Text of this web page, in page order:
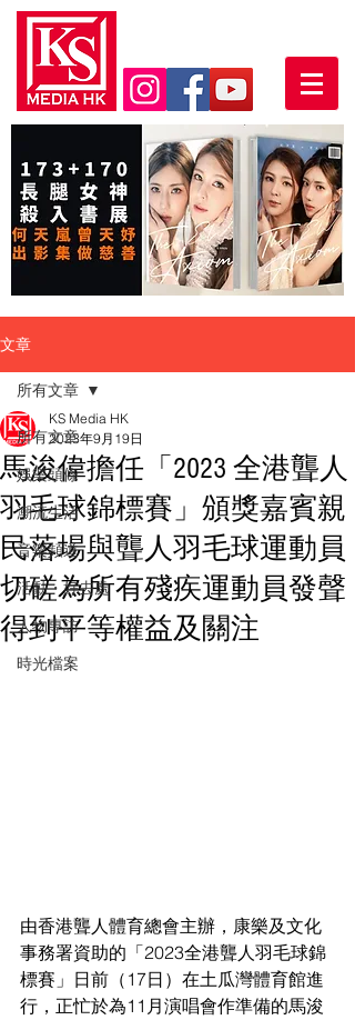
文章
所有文章
娛樂頭條
潮流生活
音樂頻道
活動・好去處
人物專訪
時光檔案
所有文章
馬浚偉擔任「2023 全港聾人
羽毛球錦標賽」頒獎嘉賓親
民落場與聾人羽毛球運動員
切磋為所有殘疾運動員發聲
得到平等權益及關注
KS Media HK
2023年9月19日
由香港聾人體育總會主辦，康樂及文化
事務署資助的「2023全港聾人羽毛球錦
標賽」日前（17日）在土瓜灣體育館進
行，正忙於為11月演唱會作準備的馬浚